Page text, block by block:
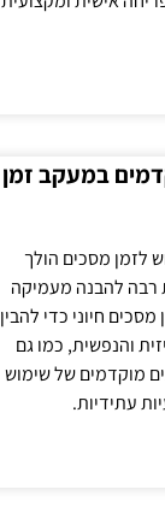
במעקב זמן
לזמן מסכים הולך
רבה להבנה מעמיקה
חיוני כדי להבין
והנפשית, כמו גם
מוקדמים של שימוש
עתידיות.